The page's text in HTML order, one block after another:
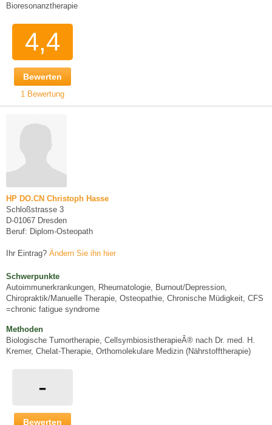
Bioresonanztherapie
4,4
Bewerten
1 Bewertung
HP DO.CN Christoph Hasse
Schloßstrasse 3
D-01067 Dresden
Beruf: Diplom-Osteopath
Ihr Eintrag? Ändern Sie ihn hier
Schwerpunkte
Autoimmunerkrankungen, Rheumatologie, Burnout/Depression,
Chiropraktik/Manuelle Therapie, Osteopathie, Chronische Müdigkeit, CFS
=chronic fatigue syndrome
Methoden
Biologische Tumortherapie, CellsymbiosistherapieÂ® nach Dr. med. H.
Kremer, Chelat-Therapie, Orthomolekulare Medizin (Nährstofftherapie)
-
Bewerten